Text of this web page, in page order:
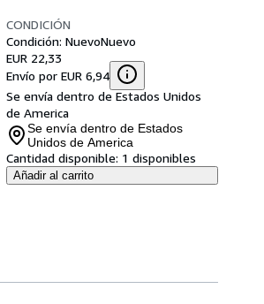
CONDICIÓN
Condición: NuevoNuevo
EUR 22,33
Envío por EUR 6,94
Se envía dentro de Estados Unidos
de America
Se envía dentro de Estados
Unidos de America
Cantidad disponible: 1 disponibles
Añadir al carrito